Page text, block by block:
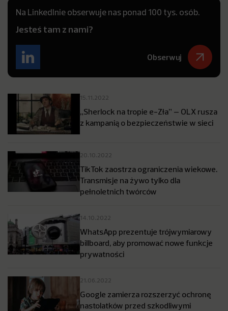
Na LinkedInie obserwuje nas ponad 100 tys. osób.
Jesteś tam z nami?
Obserwuj
15.11.2022
„Sherlock na tropie e-Zła” – OLX rusza
z kampanią o bezpieczeństwie w sieci
20.10.2022
TikTok zaostrza ograniczenia wiekowe.
Transmisje na żywo tylko dla
pełnoletnich twórców
14.10.2022
WhatsApp prezentuje trójwymiarowy
billboard, aby promować nowe funkcje
prywatności
21.06.2022
Google zamierza rozszerzyć ochronę
nastolatków przed szkodliwymi